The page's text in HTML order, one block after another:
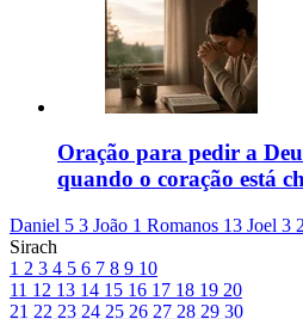
Oração para pedir a
quando o coração está
Daniel 5 3 João 1 Romanos 13 Joel 3
Sirach
1 2 3 4 5 6 7 8 9 10
11 12 13 14 15 16 17 18 19 20
21 22 23 24 25 26 27 28 29 30